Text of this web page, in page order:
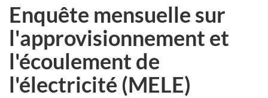
Enquête mensuelle sur
l'approvisionnement et
l'écoulement de
l'électricité (MELE)